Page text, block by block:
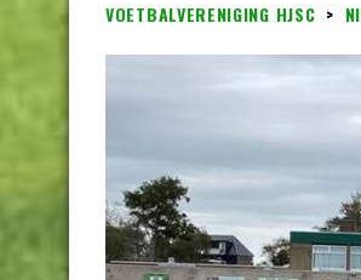
VOETBALVERENIGING HJSC >